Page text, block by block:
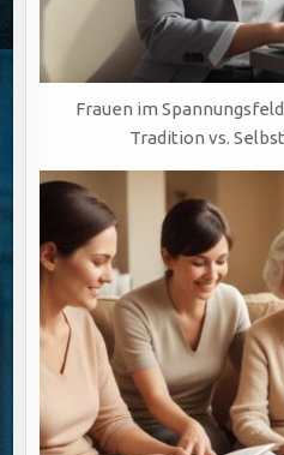
Frauen im
Tradition vs.